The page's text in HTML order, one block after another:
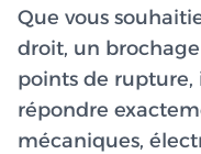
Que vous
droit, un
points de rupture,
répondre
mécaniques,